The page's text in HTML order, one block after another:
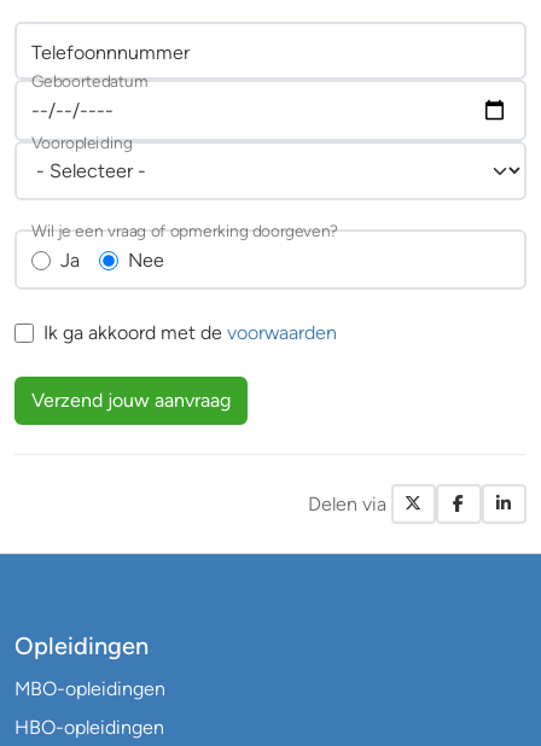
Telefoonnnummer
Geboortedatum
Vooropleiding
Ja Nee
Wil je een vraag of opmerking doorgeven?
Ik ga akkoord met de voorwaarden
Verzend jouw aanvraag
Delen via X /
Opleidingen
MBO-opleidingen
HBO-opleidingen